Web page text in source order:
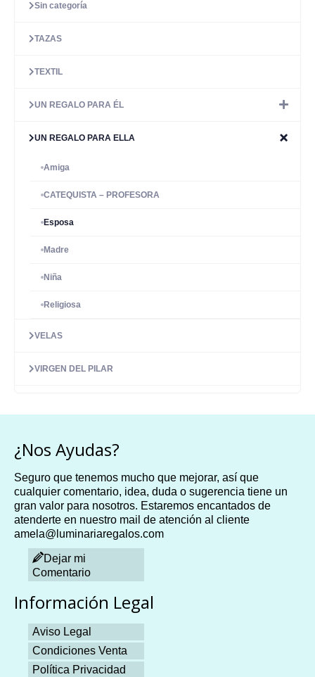
Sin categoría
TAZAS
TEXTIL
UN REGALO PARA ÉL
UN REGALO PARA ELLA
Amiga
CATEQUISTA – PROFESORA
Esposa
Madre
Niña
Religiosa
VELAS
VIRGEN DEL PILAR
¿Nos Ayudas?
Seguro que tenemos mucho que mejorar, así que
cualquier comentario, idea, duda o sugerencia tiene un
gran valor para nosotros. Estaremos encantados de
atenderte en nuestro mail de atención al cliente
amela@luminariaregalos.com
Dejar mi
Comentario
Información Legal
Aviso Legal
Condiciones Venta
Política Privacidad